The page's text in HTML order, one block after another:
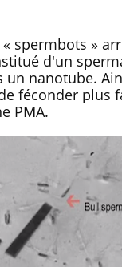
spermbots »
d'un
un nanotube.
féconder plus
PMA.